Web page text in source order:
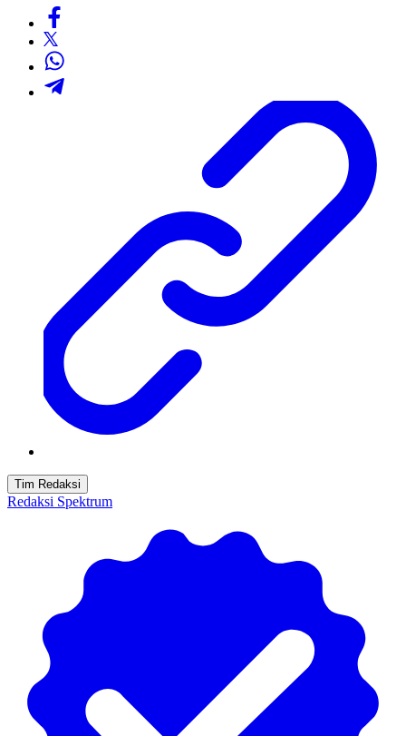
Tim Redaksi
Redaksi Spektrum